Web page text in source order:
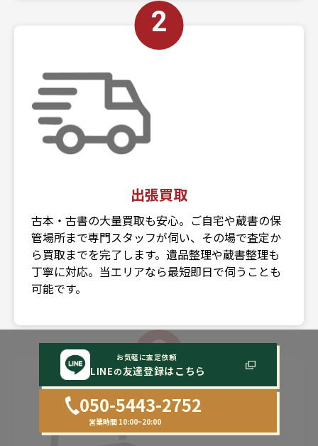
2
出張買取
古本・古書の大量買取も安心。ご自宅や蔵書の保
管場所まで専門スタッフが伺い、その場で査定か
ら買取までを完了します。遺品整理や蔵書整理も
丁寧に対応。当エリアなら最短即日で伺うことも
可能です。
3
お気軽に査定依頼
LINEの友達登録はこちら
050-5443-2752
営業時間 10:00~20:00